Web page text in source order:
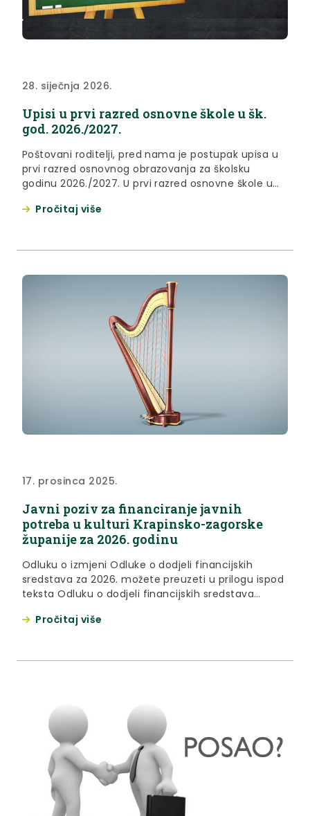
28. siječnja 2026.
Upisi u prvi razred osnovne škole u šk.
god. 2026./2027.
Poštovani roditelji, pred nama je postupak upisa u
prvi razred osnovnog obrazovanja za školsku
godinu 2026./2027. U prvi razred osnovne škole u
u razdoblju od 1. travnja 2019. godine do 31. ožujka
Pročitaj više
17. prosinca 2025.
Javni poziv za financiranje javnih
potreba u kulturi Krapinsko-zagorske
županije za 2026. godinu
Odluku o izmjeni Odluke o dodjeli financijskih
sredstava za 2026. možete preuzeti u prilogu ispod
teksta Odluku o dodjeli financijskih sredstava
ispunjavanju propisanih uvjeta Javnog poziva nalazi
Pročitaj više